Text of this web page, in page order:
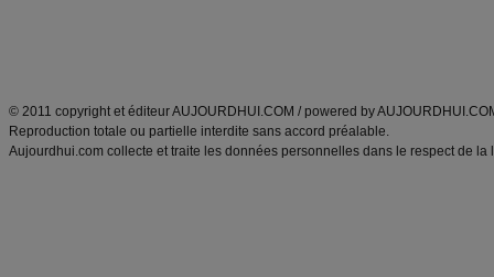
© 2011 copyright et éditeur AUJOURDHUI.COM / powered by
Reproduction totale ou partielle interdite sans accord préalable.
Aujourdhui.com collecte et traite les données personnelles dans le respect de